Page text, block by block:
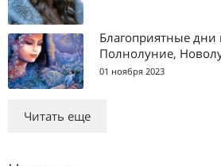
Благоприятные дни
Полнолуние,
01 ноября 2023
Читать еще